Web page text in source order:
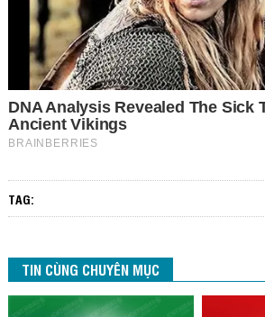
TAG:
TIN CÙNG CHUYÊN MỤC